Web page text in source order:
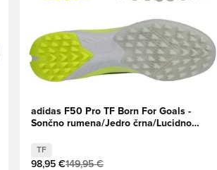
adidas F50 Pro TF Born For Goals -
Sončno rumena/Jedro črna/Lucidno
TF
98,95 €149,95 €